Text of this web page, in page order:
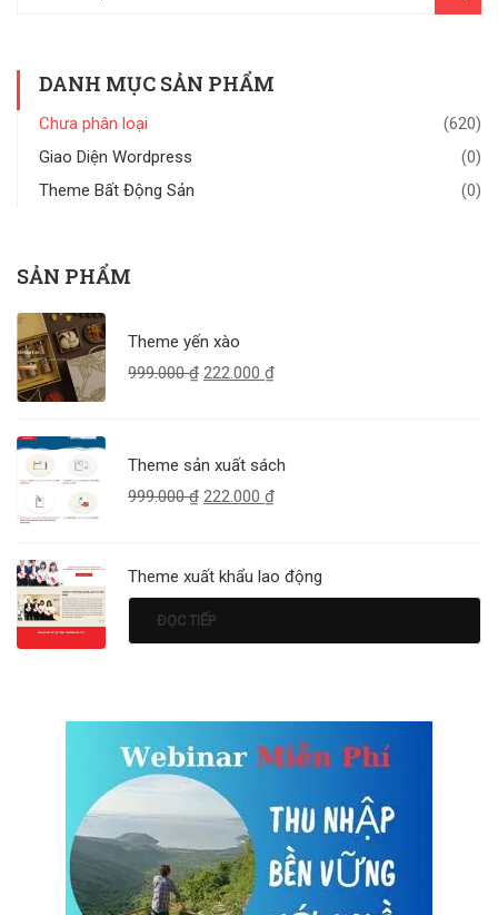
KIẾM
DANH MỤC SẢN PHẨM
Chưa phân loại
(620)
Giao Diện Wordpress
(0)
Theme Bất Động Sản
(0)
SẢN PHẨM
Theme yến xào
999.000₫ 222.000 ₫
Theme sản xuất sách
999.000₫ 222.000 ₫
Theme xuất khẩu lao động
ĐỌC TIẾP